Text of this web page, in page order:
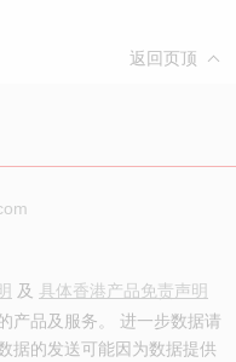
返回页顶
及 具体香港产品免责声明
产品及服务。 进一步数据请
据的发送可能因为数据提供